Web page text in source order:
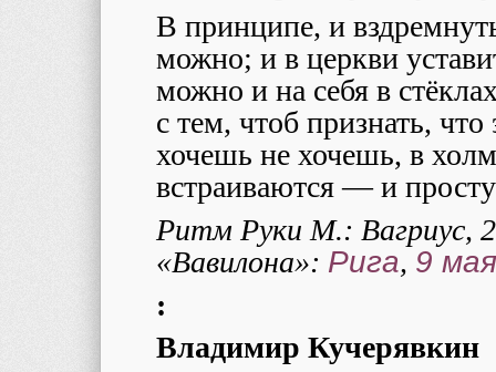
В принципе, и
можно; и в церкви
можно и на себя в
с тем, чтоб признать,
хочешь не хочешь, в
встраиваются — и
Ритм Руки М.: Вагриус,
«Вавилона»: Рига, 9 мая
:
Владимир Кучерявкин